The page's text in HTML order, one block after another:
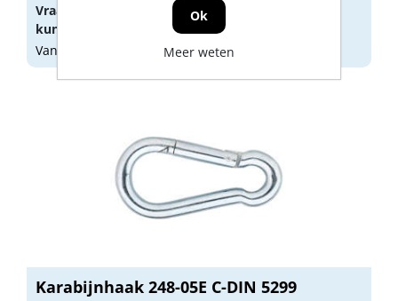
Vraag een
aan oflog in
kunnen zien.
Vandaag besteld, morgen geleverd
Karabijnhaak 248-05E C-DIN 5299
Ok
Meer weten